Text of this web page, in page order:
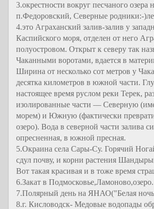
3.окрестности вокруг песчаного озера
п.Федоровский, Северные родники:-
4.это Аграханский залив-залив у
Каспийского моря, отделен от него
полуостровом. Открыт к северу так
Чаканными воротами, вдается в
Ширина от несколько сот метров у
десятка километров в южной части.
настоящее время руслом реки Терек,
изолированные части — Северную
морем) и Южную (фактически
озеро). Вода в северной части залива
опресненная, в южной пресная.
5.Окраина села Сары-Су. Горячий
сдул почву, и корни растения
Вот такая красивая и в тоже время
6.Закат в Подмосковье,Ламоново,озеро.
7.Полярный день на ЯНАО("Белая
8.г. Кисловодск- Медовые водопады